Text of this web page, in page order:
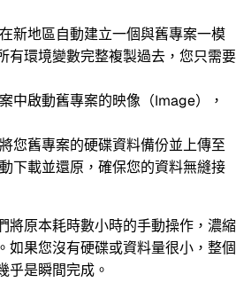
新地區自動建立一個與舊專案一模
有環境變數完整複製過去，您只需要
中啟動舊專案的映像（Image），
您舊專案的硬碟資料備份並上傳至
下載並還原，確保您的資料無縫接
將原本耗時數小時的手動操作，濃縮
如果您沒有硬碟或資料量很小，整個
乎是瞬間完成。